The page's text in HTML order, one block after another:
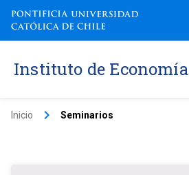
Instituto de Economía
Inicio keyboard_arrow_right Seminarios